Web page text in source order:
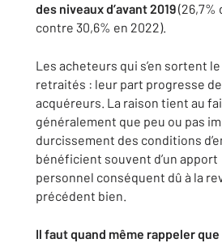
des niveaux d’avant2019(26,7%
contre 30,6% en 2022).
Les acheteurs qui s’en sortent
retraités : leur part progresse
acquéreurs. La raison tient au
généralement que peu ou pas
durcissement des conditions
bénéficient souvent d’un apport
personnel conséquent dû à la
précédent bien.
Il faut quand même rappeler que